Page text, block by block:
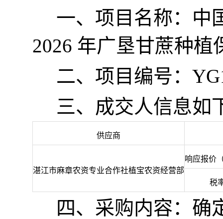
一、项目名称：中
2026 年广垦甘蔗种
二、项目编号：
三、成交人信息如
供应商
湛江市麻章农资专业合作社植宝农资经营部
响应报价
税
四、采购内容：确